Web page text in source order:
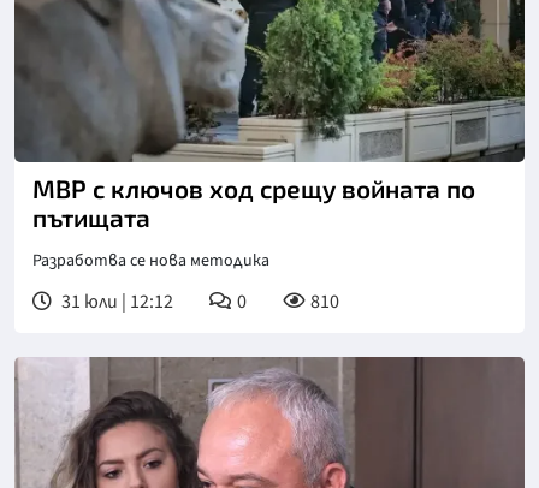
МВР с ключов ход срещу войната по
пътищата
Разработва се нова методика
31 юли | 12:12 0 810